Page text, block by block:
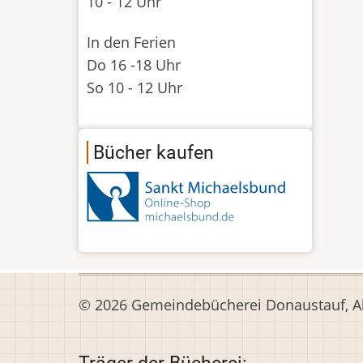
In den Ferien
Do 16 -18 Uhr
So 10 - 12 Uhr
Bücher kaufen
© 2026 Gemeindebücherei Donaustauf,